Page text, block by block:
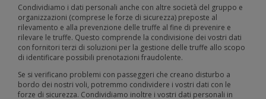
Condividiamo i dati personali anche con altre società del gruppo e
organizzazioni (comprese le forze di sicurezza) preposte al
rilevamento e alla prevenzione delle truffe al fine di prevenire e
rilevare le truffe. Questo comprende la condivisione dei vostri dati
con fornitori terzi di soluzioni per la gestione delle truffe allo scopo
di identificare possibili prenotazioni fraudolente.
Se si verificano problemi con passeggeri che creano disturbo a
bordo dei nostri voli, potremmo condividere i vostri dati con le
forze di sicurezza. Condividiamo inoltre i vostri dati personali in